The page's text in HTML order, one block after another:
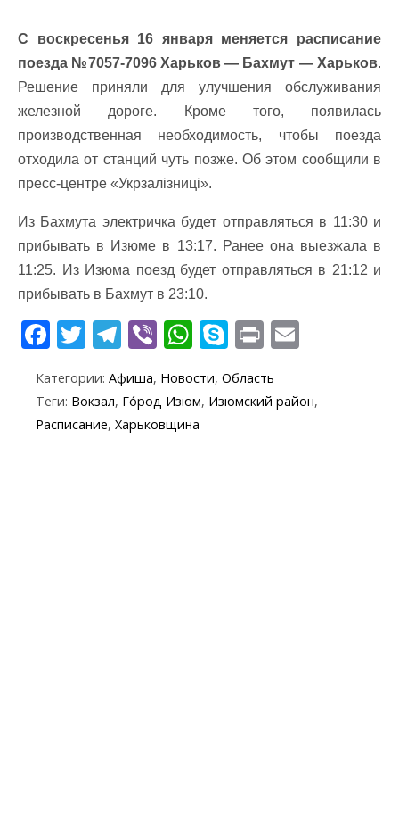
С воскресенья 16 января меняется расписание
поезда №7057-7096 Харьков — Бахмут — Харьков.
Решение приняли для улучшения обслуживания
железной дороге. Кроме того, появилась
производственная необходимость, чтобы поезда
отходила от станций чуть позже. Об этом сообщили в
пресс-центре «Укрзалізниці».
Из Бахмута электричка будет отправляться в 11:30 и
прибывать в Изюме в 13:17. Ранее она выезжала в
11:25. Из Изюма поезд будет отправляться в 21:12 и
прибывать в Бахмут в 23:10.
F
e
b
T
itt
er
T
el
e
gr
Vi
er
W
at
s
S
k
y
Pr
t ai
Категории: Афиша, Новости, Область
Теги: Вокзал, Го́род Изюм, Изюмский район,
Расписание, Харьковщина